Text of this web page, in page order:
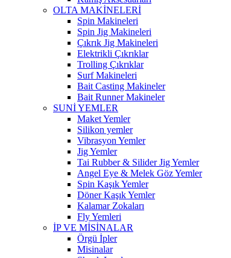
OLTA MAKİNELERİ
Spin Makineleri
Spin Jig Makineleri
Çıkrık Jig Makineleri
Elektrikli Çıkrıklar
Trolling Çıkrıklar
Surf Makineleri
Bait Casting Makineler
Bait Runner Makineler
SUNİ YEMLER
Maket Yemler
Silikon yemler
Vibrasyon Yemler
Jig Yemler
Tai Rubber & Silider Jig Yemler
Angel Eye & Melek Göz Yemler
Spin Kaşık Yemler
Döner Kaşık Yemler
Kalamar Zokaları
Fly Yemleri
İP VE MİSİNALAR
Örgü İpler
Misinalar